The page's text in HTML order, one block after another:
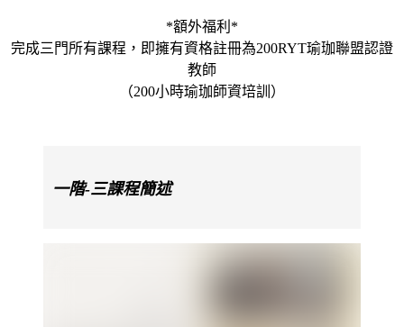
*額外福利*
完成三門所有課程，即擁有資格註冊為200RYT瑜珈聯盟認證
教師
（200小時瑜珈師資培訓）
一階-三課程簡述